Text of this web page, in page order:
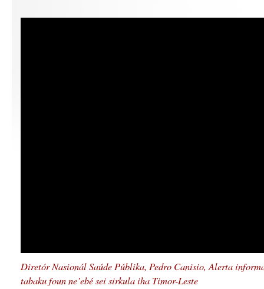
Diretór Nasionál Saúde Públika, Pedro Canisio, Alerta
tabaku foun ne’ebé sei sirkula iha Timor-Leste